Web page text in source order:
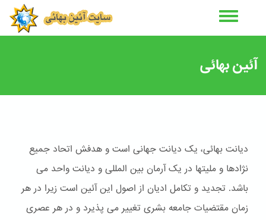
آئین بهائی
دیانت بهائی، یک دیانت جهانی است و هدفش اتحاد جمیع
نژادها و ملیتها در یک آرمان بین المللی و دیانت واحد می
باشد. تجدید و تکامل ادیان از اصول این آئین است زیرا در هر
زمان مقتضیات جامعه بشری تغییر می پذیرد و در هر عصری